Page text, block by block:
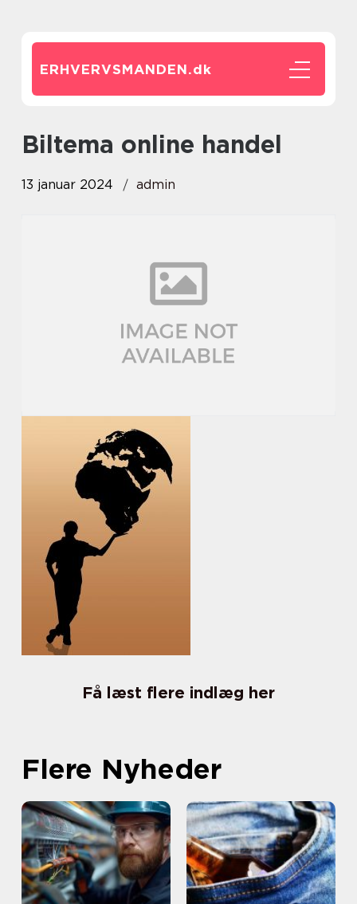
ERHVERVSMANDEN.dk
biltema online handel
13 januar 2024 admin
Få læst flere indlæg her
Flere Nyheder